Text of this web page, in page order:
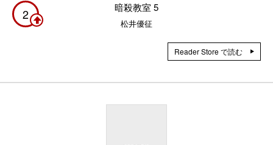
2 暗殺教室 5
松井優征
Reader Store で読む